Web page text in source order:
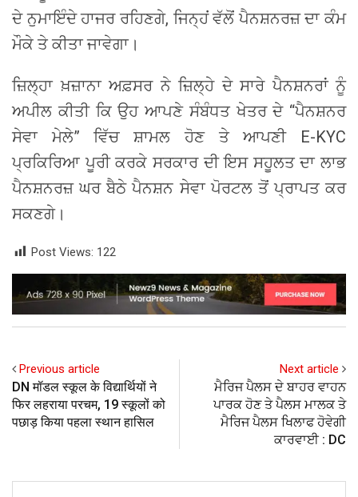
ਦੇ ਨੁਮਾਇੰਦੇ ਹਾਜਰ ਰਹਿਣਗੇ, ਜਿਨ੍ਹਂ ਵੱਲੋਂ ਪੈਨਸ਼ਨਰਜ਼ ਦਾ ਕੰਮ
ਮੌਕੇ ਤੇ ਕੀਤਾ ਜਾਵੇਗਾ।
ਜ਼ਿਲ੍ਹਾ ਖ਼ਜ਼ਾਨਾ ਅਫ਼ਸਰ ਨੇ ਜ਼ਿਲ੍ਹੇ ਦੇ ਸਾਰੇ ਪੈਨਸ਼ਨਰਾਂ ਨੂੰ
ਅਪੀਲ ਕੀਤੀ ਕਿ ਉਹ ਆਪਣੇ ਸੰਬੰਧਤ ਖੇਤਰ ਦੇ “ਪੈਨਸ਼ਨਰ
ਸੇਵਾ ਮੇਲੇ” ਵਿੱਚ ਸ਼ਾਮਲ ਹੋਣ ਤੇ ਆਪਣੀ E-KYC
ਪ੍ਰਕਿਰਿਆ ਪੂਰੀ ਕਰਕੇ ਸਰਕਾਰ ਦੀ ਇਸ ਸਹੂਲਤ ਦਾ ਲਾਭ
ਪੈਨਸ਼ਨਰਜ਼ ਘਰ ਬੈਠੇ ਪੈਨਸ਼ਨ ਸੇਵਾ ਪੋਰਟਲ ਤੋਂ ਪ੍ਰਾਪਤ ਕਰ
ਸਕਣਗੇ।
Post Views: 122
Previous article
DN मॉडल स्कूल के विद्यार्थियों ने
फिर लहराया परचम, 19 स्कूलों को
पछाड़ किया पहला स्थान हासिल
Next article
ਮੈਰਿਜ ਪੈਲਸ ਦੇ ਬਾਹਰ ਵਾਹਨ
ਪਾਰਕ ਹੋਣ ਤੇ ਪੈਲਸ ਮਾਲਕ ਤੇ
ਮੈਰਿਜ ਪੈਲਸ ਖਿਲਾਫ ਹੋਵੇਗੀ
ਕਾਰਵਾਈ : DC